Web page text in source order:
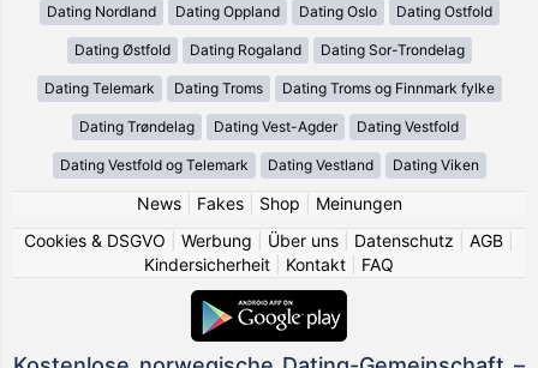
Dating Nordland Dating Oppland Dating Oslo Dating Ostfold
Dating Østfold Dating Rogaland Dating Sor-Trondelag
Dating Telemark Dating Troms Dating Troms og Finnmark fylke
Dating Trøndelag Dating Vest-Agder Dating Vestfold
Dating Vestfold og Telemark Dating Vestland Dating Viken
News| Fakes| Shop
Meinungen
Cookies & DSGVO
Werbung Über uns Datenschutz AGB
Kindersicherheit
Kontakt FAQ